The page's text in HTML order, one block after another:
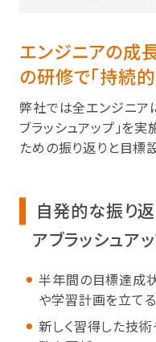
エンジニアの成
の研修で「持続
弊社では全エンジニア
ブラッシュアップ」を実
ための振り返りと目標
自発的な振り
アブラッシュア
半年間の目標達成
や学習計画を立てる
新しく習得した技